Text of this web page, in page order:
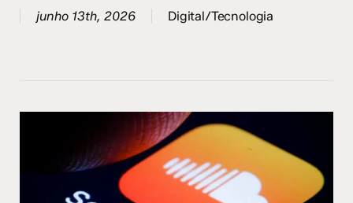
junho 13th, 2026 Digital/Tecnologia